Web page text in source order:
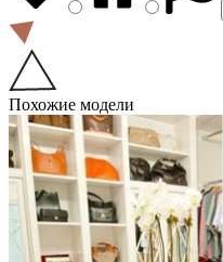
Похожие модели